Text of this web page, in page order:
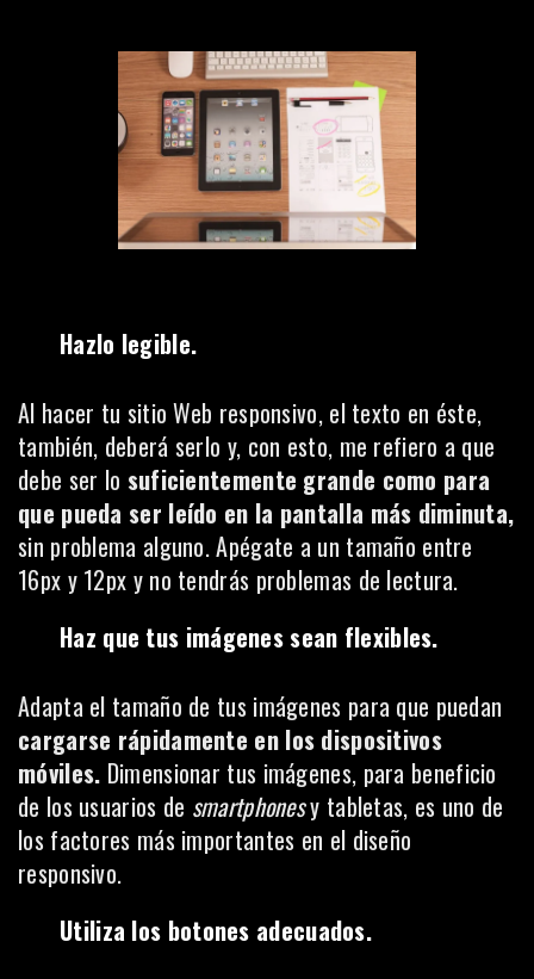
Hazlo legible.
Al hacer tu sitio Web responsivo, el texto en éste,
también, deberá serlo y, con esto, me refiero a que
debe ser lo suficientemente grande como para
que pueda ser leído en la pantalla más diminuta,
sin problema alguno. Apégate a un tamaño entre
16px y 12px y no tendrás problemas de lectura.
Haz que tus imágenes sean flexibles.
Adapta el tamaño de tus imágenes para que puedan
cargarse rápidamente en los dispositivos
móviles. Dimensionar tus imágenes, para beneficio
de los usuarios de smartphonesy tabletas, es uno de
los factores más importantes en el diseño
responsivo.
Utiliza los botones adecuados.